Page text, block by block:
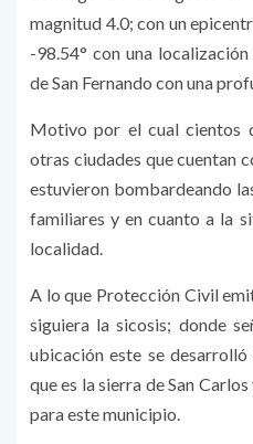
magnitud 4.0; con un
-98.54° con una
de San Fernando con una
Motivo por el cual cientos
otras ciudades que cuentan
estuvieron bombardeando
familiares y en cuanto a la
localidad.
A lo que Protección Civil
siguiera la sicosis; donde
ubicación este se desarrolló
que es la sierra de San
para este municipio.